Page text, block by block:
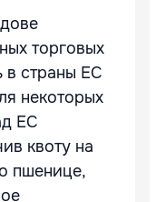
торговых
в страны ЕС
некоторых
ЕС
квоту на
пшенице,